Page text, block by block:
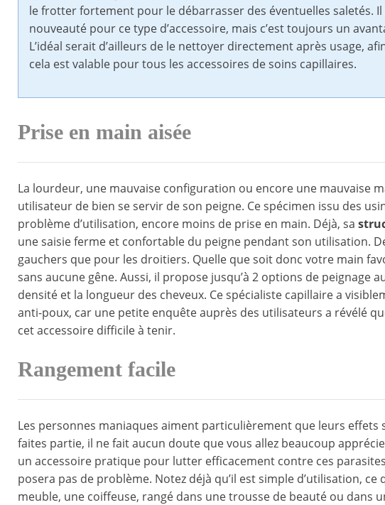
le frotter fortement pour le débarrasser des éventuelles saletés. Il
nouveauté pour ce type d’accessoire, mais c’est toujours un
L’idéal serait d’ailleurs de le nettoyer directement après usage,
cela est valable pour tous les accessoires de soins capillaires.
Prise en main aisée
La lourdeur, une mauvaise configuration ou encore une mauvaise
utilisateur de bien se servir de son peigne. Ce spécimen issu des
problème d’utilisation, encore moins de prise en main. Déjà, sa
une saisie ferme et confortable du peigne pendant son utilisation.
gauchers que pour les droitiers. Quelle que soit donc votre main
sans aucune gêne. Aussi, il propose jusqu’à 2 options de peignage
densité et la longueur des cheveux. Ce spécialiste capillaire a
anti-poux, car une petite enquête auprès des utilisateurs a révélé
cet accessoire difficile à tenir.
Rangement facile
Les personnes maniaques aiment particulièrement que leurs effets
faites partie, il ne fait aucun doute que vous allez beaucoup
un accessoire pratique pour lutter efficacement contre ces
posera pas de problème. Notez déjà qu’il est simple d’utilisation,
meuble, une coiffeuse, rangé dans une trousse de beauté ou dans